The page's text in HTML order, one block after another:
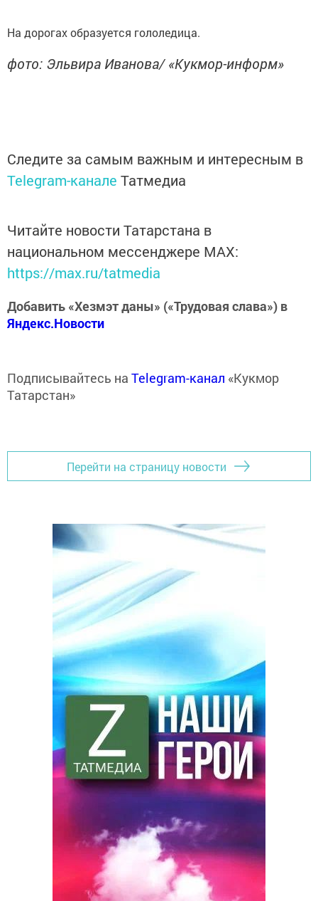
На дорогах образуется гололедица.
фото: Эльвира Иванова/ «Кукмор-информ»
Следите за самым важным и интересным в
Telegram-канале Татмедиа
Читайте новости Татарстана в
национальном мессенджере MАХ:
https://max.ru/tatmedia
Добавить «Хезмэт даны» («Трудовая слава») в
Яндекс.Новости
Подписывайтесь на Telegram-канал «Кукмор
Татарстан»
Перейти на страницу новости